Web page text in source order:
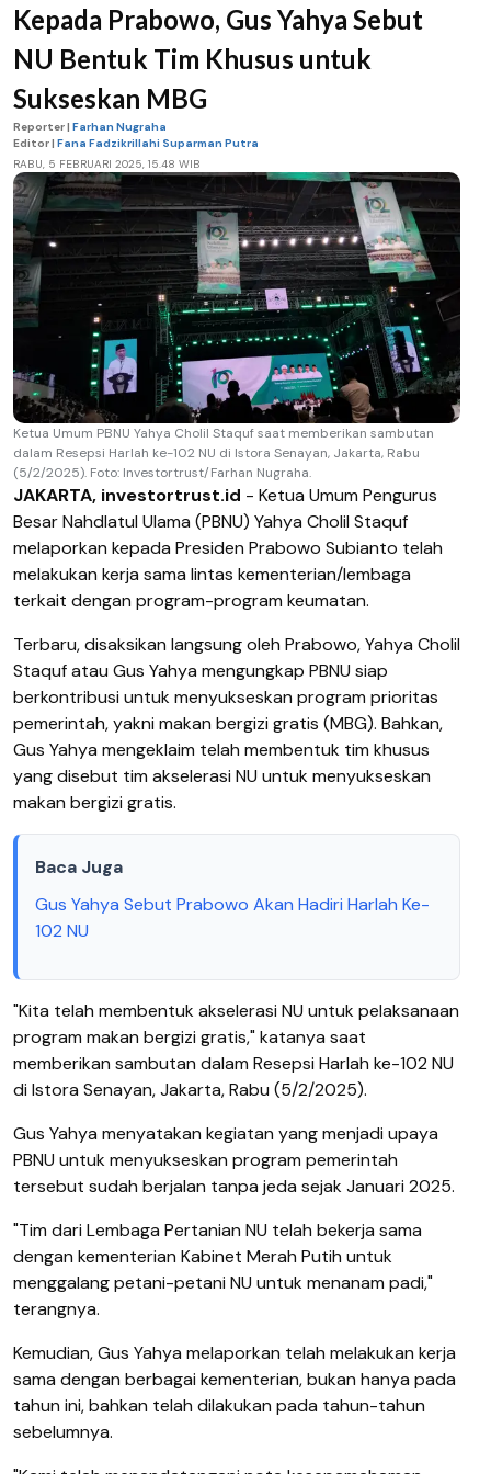
Kepada Prabowo, Gus Yahya Sebut
NU Bentuk Tim Khusus untuk
Sukseskan MBG
Reporter | Farhan Nugraha
Editor | Fana Fadzikrillahi Suparman Putra
RABU, 5 FEBRUARI 2025, 15.48 WIB
Ketua Umum PBNU Yahya Cholil Staquf saat memberikan sambutan
dalam Resepsi Harlah ke-102 NU di Istora Senayan, Jakarta, Rabu
(5/2/2025). Foto: Investortrust/Farhan Nugraha.
JAKARTA, investortrust.id - Ketua Umum Pengurus
Besar Nahdlatul Ulama (PBNU) Yahya Cholil Staquf
melaporkan kepada Presiden Prabowo Subianto telah
melakukan kerja sama lintas kementerian/lembaga
terkait dengan program-program keumatan.
Terbaru, disaksikan langsung oleh Prabowo, Yahya Cholil
Staquf atau Gus Yahya mengungkap PBNU siap
berkontribusi untuk menyukseskan program prioritas
pemerintah, yakni makan bergizi gratis (MBG). Bahkan,
Gus Yahya mengeklaim telah membentuk tim khusus
yang disebut tim akselerasi NU untuk menyukseskan
makan bergizi gratis.
Baca Juga
Gus Yahya Sebut Prabowo Akan Hadiri Harlah Ke-
102 NU
"Kita telah membentuk akselerasi NU untuk pelaksanaan
program makan bergizi gratis," katanya saat
memberikan sambutan dalam Resepsi Harlah ke-102 NU
di Istora Senayan, Jakarta, Rabu (5/2/2025).
Gus Yahya menyatakan kegiatan yang menjadi upaya
PBNU untuk menyukseskan program pemerintah
tersebut sudah berjalan tanpa jeda sejak Januari 2025.
"Tim dari Lembaga Pertanian NU telah bekerja sama
dengan kementerian Kabinet Merah Putih untuk
menggalang petani-petani NU untuk menanam padi,"
terangnya.
Kemudian, Gus Yahya melaporkan telah melakukan kerja
sama dengan berbagai kementerian, bukan hanya pada
tahun ini, bahkan telah dilakukan pada tahun-tahun
sebelumnya.